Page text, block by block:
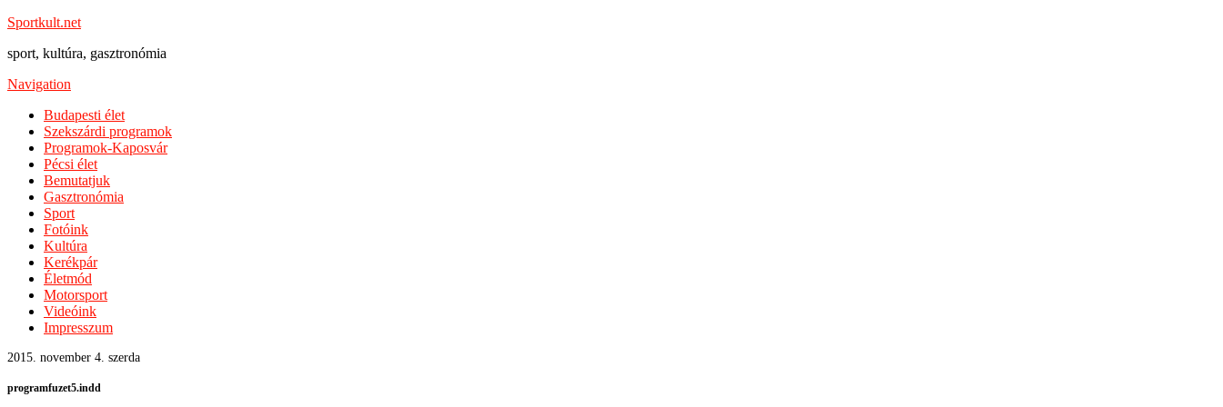
Sportkult.net
sport, kultúra, gasztronómia
Navigation
Budapesti élet
Szekszárdi programok
Programok-Kaposvár
Pécsi élet
Bemutatjuk
Gasztronómia
Sport
Fotóink
Kultúra
Kerékpár
Életmód
Motorsport
Videóink
Impresszum
2015. november 4. szerda
programfuzet5.indd